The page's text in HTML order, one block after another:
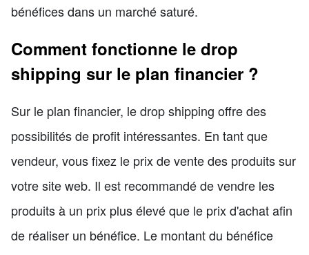
bénéfices dans un marché saturé.
Comment fonctionne le drop
shipping sur le plan financier ?
Sur le plan financier, le drop shipping offre des
possibilités de profit intéressantes. En tant que
vendeur, vous fixez le prix de vente des produits sur
votre site web. Il est recommandé de vendre les
produits à un prix plus élevé que le prix d'achat afin
de réaliser un bénéfice. Le montant du bénéfice